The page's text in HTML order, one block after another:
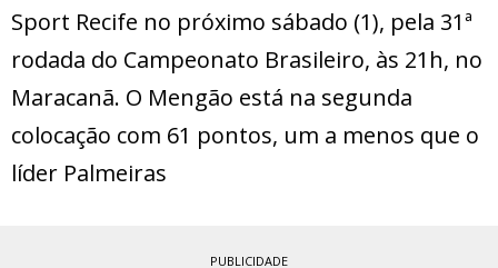
Sport Recife no próximo sábado (1), pela 31ª
rodada do Campeonato Brasileiro, às 21h, no
Maracanã. O Mengão está na segunda
colocação com 61 pontos, um a menos que o
líder Palmeiras
PUBLICIDADE